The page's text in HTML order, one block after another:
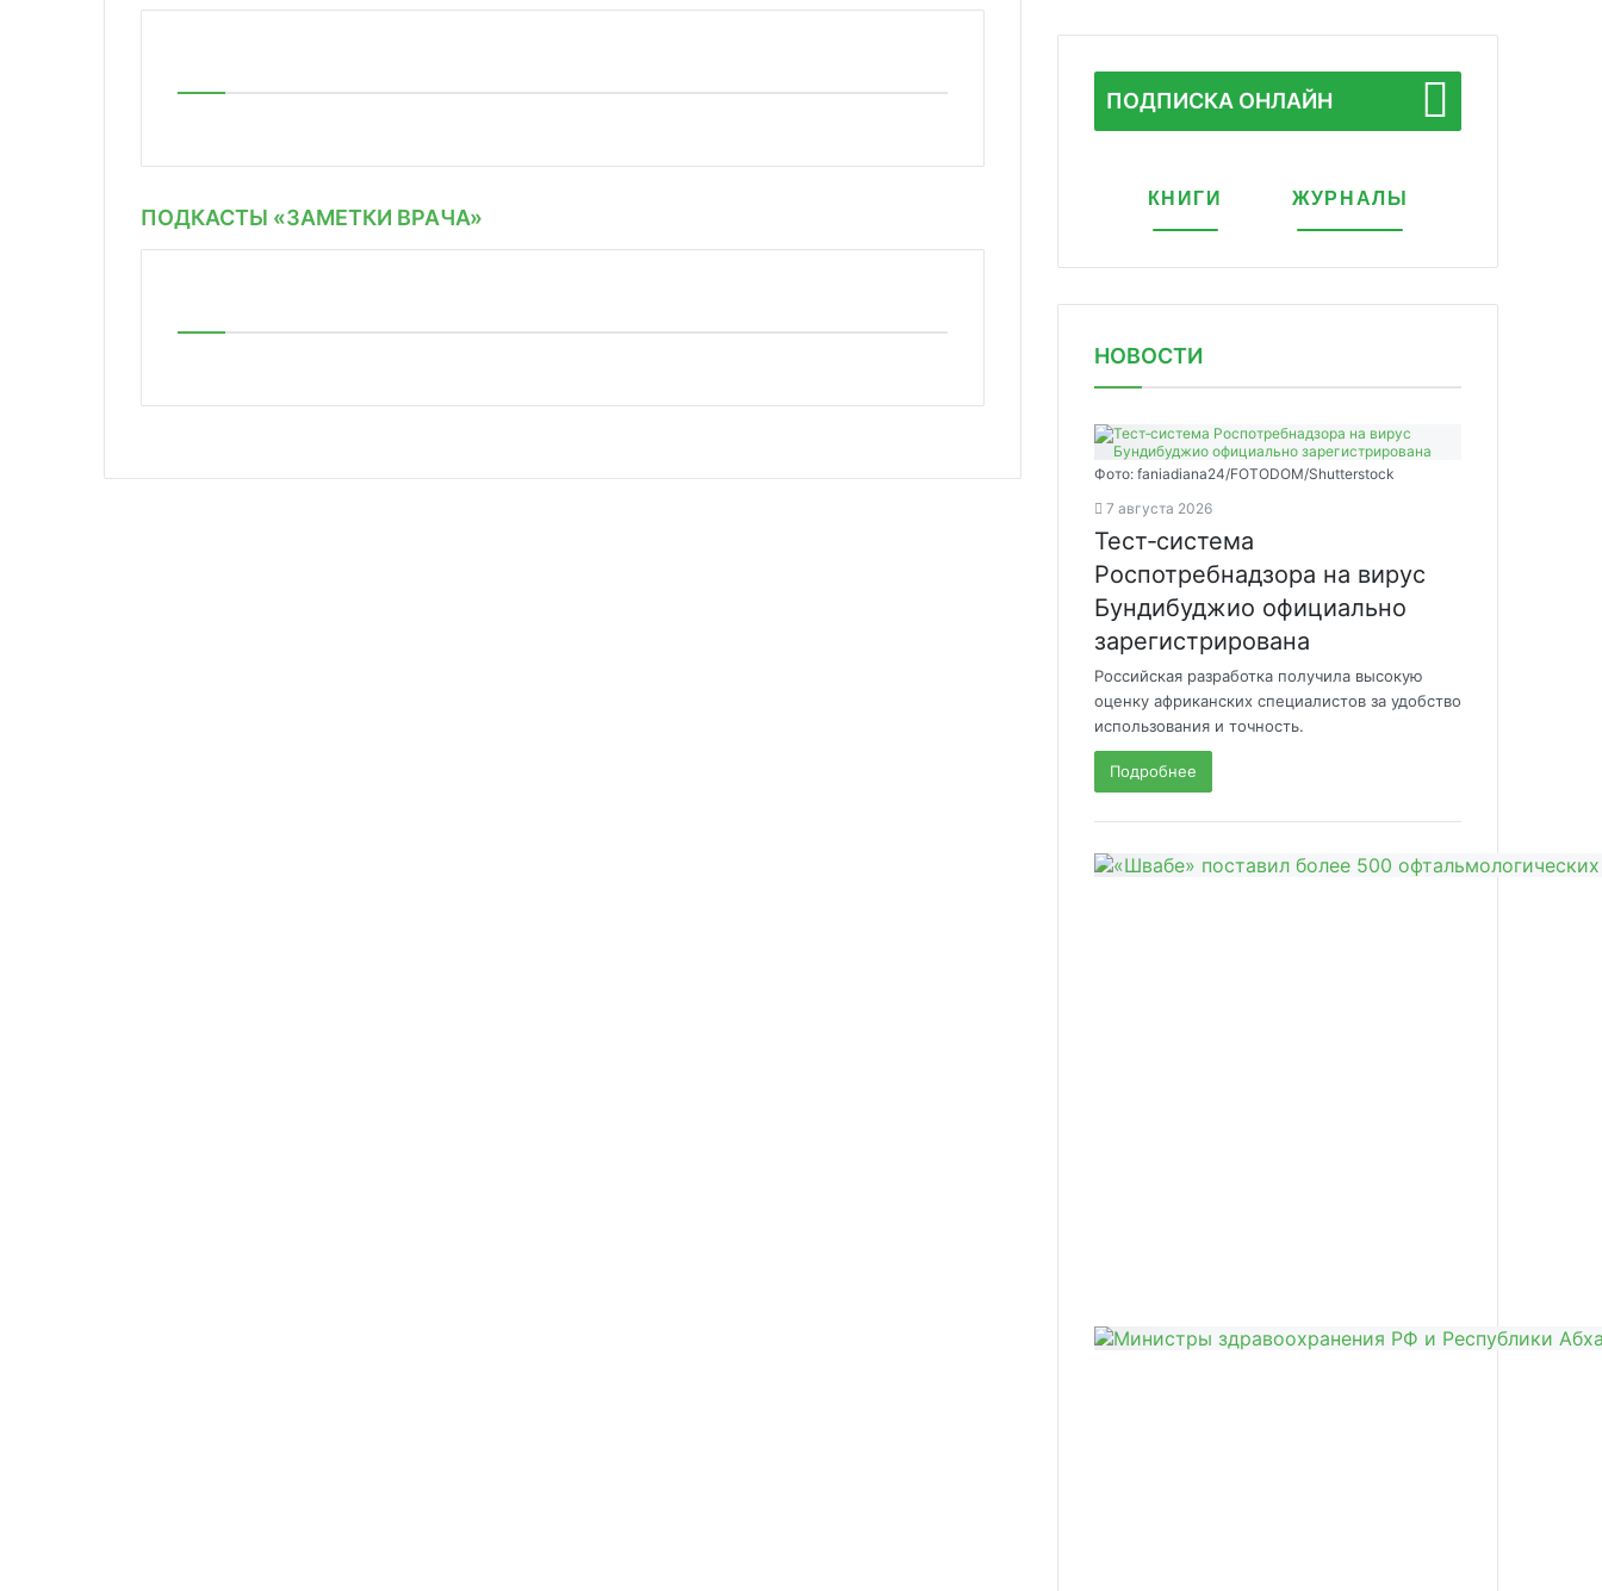
ПОДКАСТЫ «ЗАМЕТКИ ВРАЧА»
ПОДПИСКА ОНЛАЙН
КНИГИ ЖУРНАЛЫ
НОВОСТИ
Фото: faniadiana24/FOTODOM/Shutterstock
7 августа 2026
Тест‑система
Роспотребнадзора на вирус
Бундибуджио официально
зарегистрирована
Российская разработка получила высокую
оценку африканских специалистов за удобство
использования и точность.
Подробнее